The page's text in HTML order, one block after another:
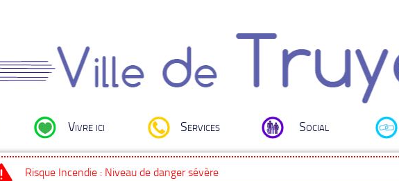
Vivre ici Services Social
Risque Incendie : Niveau de danger sévère